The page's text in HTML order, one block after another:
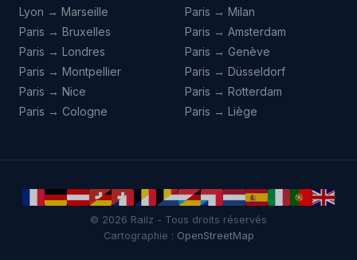
Lyon → Marseille
Paris → Bruxelles
Paris → Londres
Paris → Montpellier
Paris → Nice
Paris → Cologne
Paris → Milan
Paris → Amsterdam
Paris → Genève
Paris → Düsseldorf
Paris → Rotterdam
Paris → Liège
© 2026 Railz - Tous droits réservés
Cartographie : OpenStreetMap